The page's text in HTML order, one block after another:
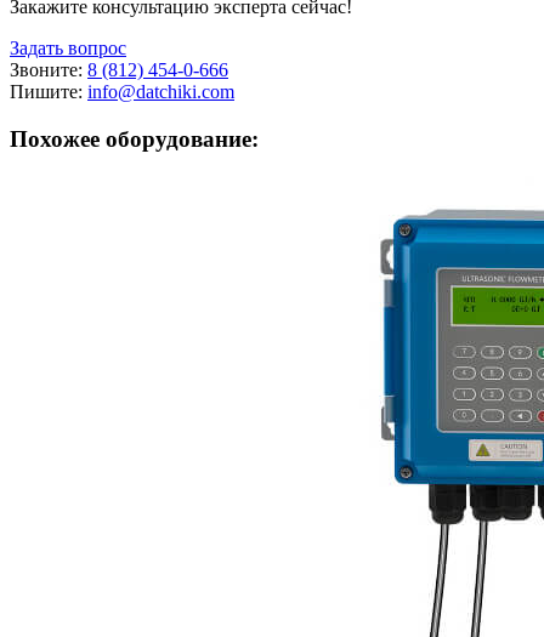
Закажите консультацию эксперта сейчас!
Задать вопрос
Звоните: 8 (812) 454-0-666
Пишите: info@datchiki.com
Похожее оборудование: